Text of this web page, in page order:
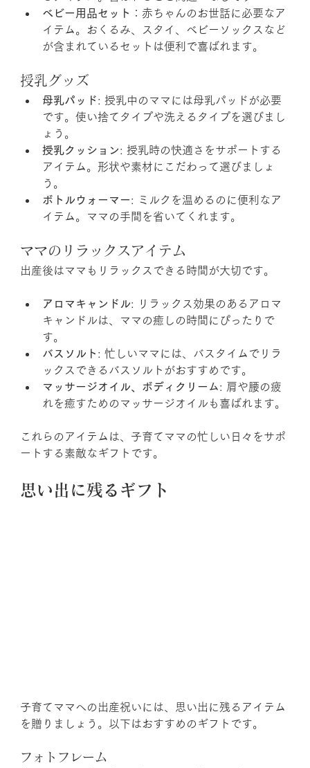
ベビー用品セット
：赤ちゃんのお世話に必要なア
イテム。おくるみ、スタイ、ベビーソックスなど
が含まれているセットは便利で喜ばれます。
授乳グッズ
母乳パッド: 授乳中のママには母乳パッドが必要
です。使い捨てタイプや洗えるタイプを選びまし
ょう。
授乳クッション: 授乳時の快適さをサポートする
アイテム。形状や素材にこだわって選びましょ
う。
ボトルウォーマー: ミルクを温めるのに便利なア
イテム。ママの手間を省いてくれます。
ママのリラックスアイテム
出産後はママもリラックスできる時間が大切です。
アロマキャンドル: リラックス効果のあるアロマ
キャンドルは、ママの癒しの時間にぴったりで
す。
バスソルト : 忙しいママには、バスタイムでリラ
ックスできるバスソルトがおすすめです。
マッサージオイル、ボディクリーム: 肩や腰の疲
れを癒すためのマッサージオイルも喜ばれます。
これらのアイテムは、子育てママの忙しい日々をサポ
ートする素敵なギフトです。
思い出に残るギフト
子育てママへの出産祝いには、思い出に残るアイテム
を贈りましょう。以下はおすすめのギフトです。
フォトフレーム